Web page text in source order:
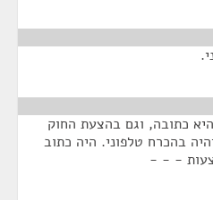
כתובה, וגם בהצעת החוק
בהכרח טלפוני. היה כתוב
- - -